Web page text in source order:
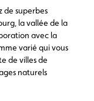
Contrat de vente
de superbes
la vallée de la
avec la
varié qui vous
de villes de
naturels